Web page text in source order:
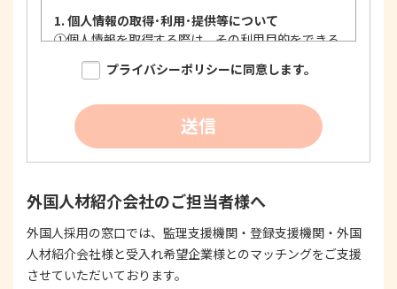
1. 個人情報の取得･利用･提供等について
①個人情報を取得する際は、その利用目的をできる
限り明確に特定し、その目的達成に必要な限度に
おいて適法かつ公正な手段を用い、同意を得て取
個人情報を利用する際は、本人に明示、通知、ま
たは公表した利用目的の範囲内に限定し、それに
反する目的外利用を行なわないための措置を講じ
する際は、本人が同意を与えた利用目的の範囲内
で、適法にこれを行います。
2. 安全対策の実施について
個人情報の正確性およびその利用の安全性を確保す
プライバシーポリシーに同意します。
送信
外国人材紹介会社のご担当者様へ
外国人採用の窓口では、監理支援機関・登録支援機関・外国
人材紹介会社様と受入れ希望企業様とのマッチングをご支援
させていただいております。